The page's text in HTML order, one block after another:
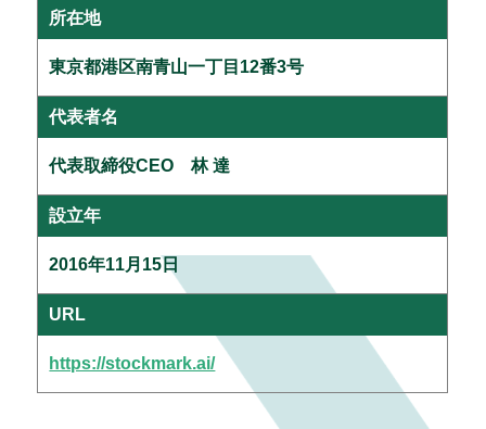
所在地
東京都港区南青山一丁目12番3号
代表者名
代表取締役CEO 林 達
設立年
2016年11月15日
URL
https://stockmark.ai/